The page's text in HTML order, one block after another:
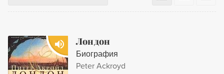
Лондон
Биография
Peter Ackroyd